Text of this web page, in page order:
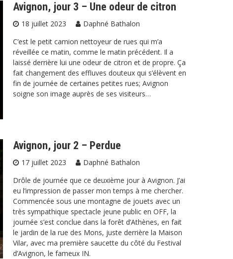
Avignon, jour 3 – Une odeur de citron
18 juillet 2023
Daphné Bathalon
C’est le petit camion nettoyeur de rues qui m’a
réveillée ce matin, comme le matin précédent. Il a
laissé derrière lui une odeur de citron et de propre. Ça
fait changement des effluves douteux qui s’élèvent en
fin de journée de certaines petites rues; Avignon
soigne son image auprès de ses visiteurs…
Avignon, jour 2 – Perdue
17 juillet 2023
Daphné Bathalon
Drôle de journée que ce deuxième jour à Avignon. J’ai
eu l’impression de passer mon temps à me chercher.
Commencée sous une montagne de jouets avec un
très sympathique spectacle jeune public en OFF, la
journée s’est conclue dans la forêt d’Athènes, en fait
le jardin de la rue des Mons, juste derrière la Maison
Vilar, avec ma première saucette du côté du Festival
d’Avignon, le fameux IN.